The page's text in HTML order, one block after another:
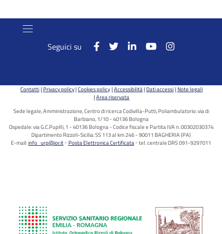
Seguici su
Contatti Privacy policy Cookies policy Accessibilità Dati accessi Note legali
Area riservata
Sede legale, Amministrazione, Centro di ricerca Codivilla-Putti, Poliambulatorio: via di
Barbiano, 1/10 - 40136 Bologna
Ospedale: via G.C.Pupilli, 1 - 40136 Bologna - Codice fiscale e Partita IVA n. 00302030374
Dipartimento Rizzoli-Sicilia: SS 113 al km 246 - 90011 BAGHERIA (PA)
E-mail:info_urp@ior.it Posta Elettronica Certificata tel. centrale DRS 091-9297011